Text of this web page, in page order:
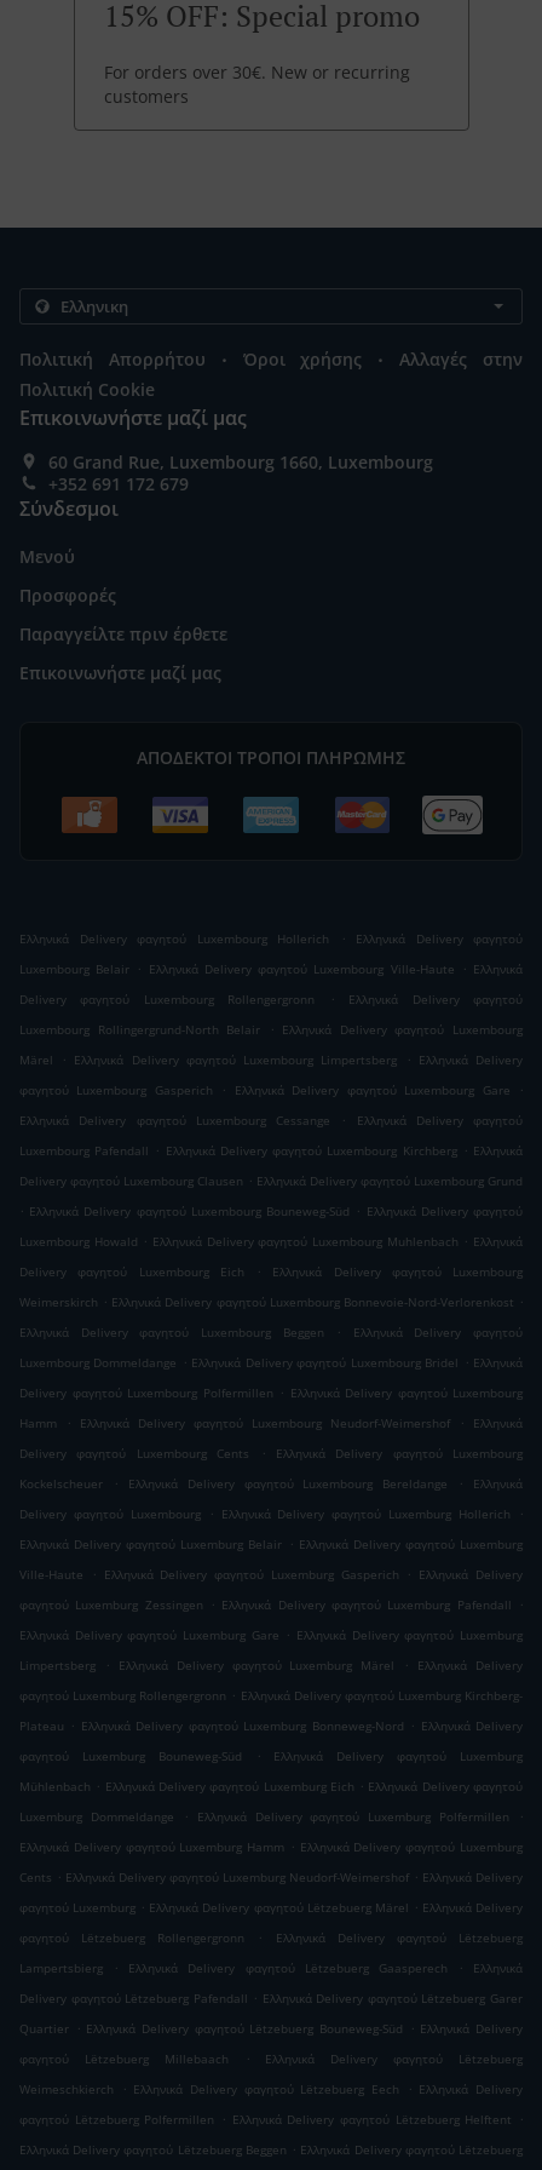
15% OFF: Special promo
For orders over 30€. New or recurring
customers
Πολιτική Απορρήτου . Όροι χρήσης .
Αλλαγές στην
Πολιτική Cookie
Επικοινωνήστε μαζί μας
60 Grand Rue, Luxembourg 1660, Luxembourg
+352 691 172 679
Σύνδεσμοι
Μενού
Προσφορές
Παραγγείλτε πριν έρθετε
Επικοινωνήστε μαζί μας
ΑΠΟΔΕΚΤΟΊ ΤΡΌΠΟΙ ΠΛΗΡΩΜΉΣ
Ελληνικά Delivery φαγητού Luxembourg Hollerich .
Ελληνικά Delivery φαγητού
Luxembourg Belair . Ελληνικά Delivery φαγητού Luxembourg Ville-Haute . Ελληνικά
Delivery φαγητού Luxembourg Rollengergronn
.
Ελληνικά Delivery φαγητού
Luxembourg Rollingergrund-North Belair
. Ελληνικά Delivery φαγητού Luxembourg
Märel
. Ελληνικά Delivery φαγητού Luxembourg Limpertsberg . Ελληνικά Delivery
φαγητού Luxembourg Gasperich
. Ελληνικά Delivery φαγητού Luxembourg Gare
.
Ελληνικά Delivery φαγητού Luxembourg Cessange
.
Ελληνικά Delivery φαγητού
Luxembourg Pafendall . Ελληνικά Delivery φαγητού Luxembourg Kirchberg . Ελληνικά
Delivery φαγητού Luxembourg Clausen . Ελληνικά Delivery φαγητού Luxembourg Grund
. Ελληνικά Delivery φαγητού Luxembourg Bouneweg-Süd . Ελληνικά Delivery φαγητού
Luxembourg Howald . Ελληνικά Delivery φαγητού Luxembourg Muhlenbach . Ελληνικά
Delivery φαγητού Luxembourg Eich
.
Ελληνικά Delivery φαγητού Luxembourg
Weimerskirch . Ελληνικά Delivery φαγητού Luxembourg Bonnevoie-Nord-Verlorenkost .
Ελληνικά Delivery φαγητού Luxembourg Beggen
.
Ελληνικά Delivery φαγητού
Luxembourg Dommeldange . Ελληνικά Delivery φαγητού Luxembourg Bridel . Ελληνικά
Delivery φαγητού Luxembourg Polfermillen . Ελληνικά Delivery φαγητού Luxembourg
Hamm
. Ελληνικά Delivery φαγητού Luxembourg Neudorf-Weimershof .
Ελληνικά
Delivery φαγητού Luxembourg Cents
.
Ελληνικά Delivery φαγητού Luxembourg
Kockelscheuer
. Ελληνικά Delivery φαγητού Luxembourg Bereldange .
Ελληνικά
Delivery φαγητού Luxembourg
. Ελληνικά Delivery φαγητού Luxemburg Hollerich
.
Ελληνικά Delivery φαγητού Luxemburg Belair . Ελληνικά Delivery φαγητού Luxemburg
Ville-Haute
. Ελληνικά Delivery φαγητού Luxemburg Gasperich . Ελληνικά Delivery
φαγητού Luxemburg Zessingen
. Ελληνικά Delivery φαγητού Luxemburg Pafendall
.
Ελληνικά Delivery φαγητού Luxemburg Gare . Ελληνικά Delivery φαγητού Luxemburg
Limpertsberg
. Ελληνικά Delivery φαγητού Luxemburg Märel .
Ελληνικά Delivery
φαγητού Luxemburg Rollengergronn . Ελληνικά Delivery φαγητού Luxemburg Kirchberg-
Plateau . Ελληνικά Delivery φαγητού Luxemburg Bonneweg-Nord . Ελληνικά Delivery
φαγητού Luxemburg Bouneweg-Süd
.
Ελληνικά Delivery φαγητού Luxemburg
Mühlenbach . Ελληνικά Delivery φαγητού Luxemburg Eich . Ελληνικά Delivery φαγητού
Luxemburg Dommeldange
. Ελληνικά Delivery φαγητού Luxemburg Polfermillen
.
Ελληνικά Delivery φαγητού Luxemburg Hamm . Ελληνικά Delivery φαγητού Luxemburg
Cents . Ελληνικά Delivery φαγητού Luxemburg Neudorf-Weimershof . Ελληνικά Delivery
φαγητού Luxemburg . Ελληνικά Delivery φαγητού Lëtzebuerg Märel . Ελληνικά Delivery
φαγητού Lëtzebuerg Rollengergronn
.
Ελληνικά Delivery φαγητού Lëtzebuerg
Lampertsbierg
. Ελληνικά Delivery φαγητού Lëtzebuerg Gaasperech .
Ελληνικά
Delivery φαγητού Lëtzebuerg Pafendall . Ελληνικά Delivery φαγητού Lëtzebuerg Garer
Quartier . Ελληνικά Delivery φαγητού Lëtzebuerg Bouneweg-Süd . Ελληνικά Delivery
φαγητού Lëtzebuerg Millebaach
.
Ελληνικά Delivery φαγητού Lëtzebuerg
Weimeschkierch
. Ελληνικά Delivery φαγητού Lëtzebuerg Eech . Ελληνικά Delivery
φαγητού Lëtzebuerg Polfermillen
. Ελληνικά Delivery φαγητού Lëtzebuerg Helftent
.
Ελληνικά Delivery φαγητού Lëtzebuerg Beggen . Ελληνικά Delivery φαγητού Lëtzebuerg